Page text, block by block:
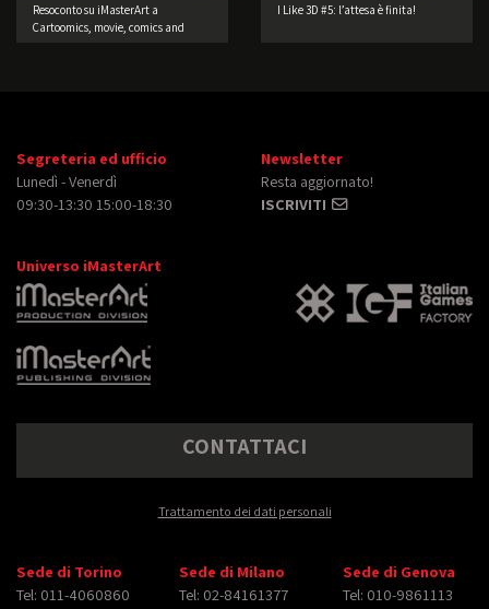
Resoconto su iMasterArt a
Cartoomics, movie, comics and
I Like 3D #5: l’attesa è finita!
Segreteria ed ufficio
Lunedì - Venerdì
09:30-13:30 15:00-18:30
Newsletter
Resta aggiornato!
ISCRIVITI
Universo iMasterArt
CONTATTACI
Trattamento dei dati personali
Sede di Torino
Tel: 011-4060860
Sede di Milano
Tel: 02-84161377
Sede di Genova
Tel: 010-9861113